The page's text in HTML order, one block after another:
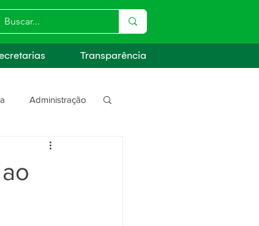
Transparência
Administração